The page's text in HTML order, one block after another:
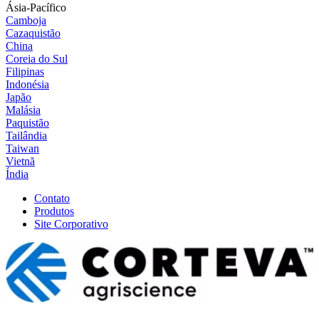
Ásia-Pacífico
Camboja
Cazaquistão
China
Coreia do Sul
Filipinas
Indonésia
Japão
Malásia
Paquistão
Tailândia
Taiwan
Vietnã
Índia
Contato
Produtos
Site Corporativo